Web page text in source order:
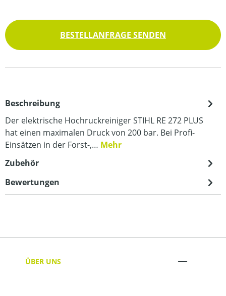
BESTELLANFRAGE SENDEN
Beschreibung
Der elektrische Hochruckreiniger STIHL RE 272 PLUS
hat einen maximalen Druck von 200 bar. Bei Profi-
Einsätzen in der Forst-,… Mehr
Zubehör
Bewertungen
ÜBER UNS